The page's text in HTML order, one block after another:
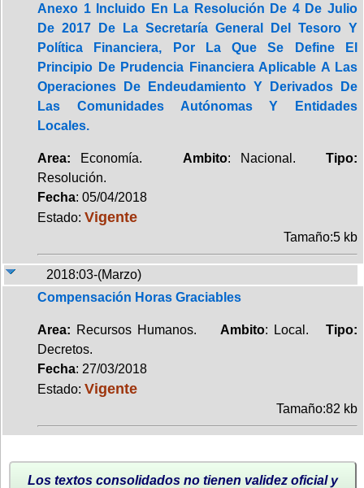
Anexo 1 Incluido En La Resolución De 4 De Julio
De 2017 De La Secretaría General Del Tesoro Y
Política Financiera, Por La Que Se Define El
Principio De Prudencia Financiera Aplicable A Las
Operaciones De Endeudamiento Y Derivados De
Las Comunidades Autónomas Y Entidades
Locales.
Area: Economía. Ambito: Nacional.Tipo:
Resolución.
Fecha: 05/04/2018
Estado: Vigente
Tamaño:5 kb
2018:03-(Marzo)
Compensación Horas Graciables
Area: Recursos Humanos. Ambito: Local.Tipo:
Decretos.
Fecha: 27/03/2018
Estado: Vigente
Tamaño:82 kb
Los textos consolidados no tienen validez oficial y